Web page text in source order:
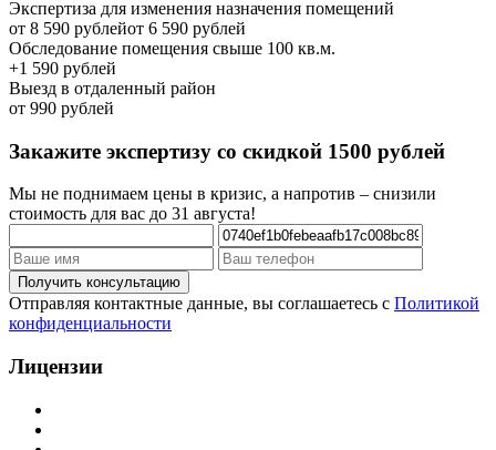
Экспертиза для изменения назначения помещений
от 8 590 рублейот 6 590 рублей
Обследование помещения свыше 100 кв.м.
+1 590 рублей
Выезд в отдаленный район
от 990 рублей
Закажите экспертизу со скидкой 1500 рублей
Мы не поднимаем цены в кризис, а напротив – снизили
стоимость для вас до 31 августа!
Отправляя контактные данные, вы соглашаетесь с Политикой
конфиденциальности
Лицензии